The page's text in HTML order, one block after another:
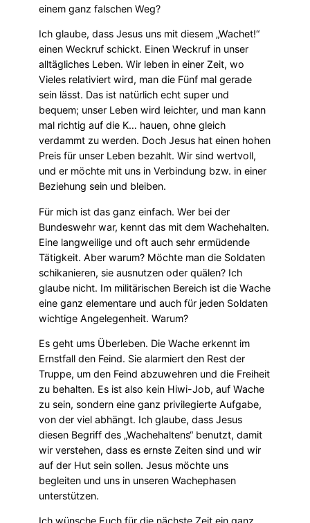
einem ganz falschen Weg?
Ich glaube, dass Jesus uns mit diesem „Wachet!“
einen Weckruf schickt. Einen Weckruf in unser
alltägliches Leben. Wir leben in einer Zeit, wo
Vieles relativiert wird, man die Fünf mal gerade
sein lässt. Das ist natürlich echt super und
bequem; unser Leben wird leichter, und man kann
mal richtig auf die K… hauen, ohne gleich
verdammt zu werden. Doch Jesus hat einen hohen
Preis für unser Leben bezahlt. Wir sind wertvoll,
und er möchte mit uns in Verbindung bzw. in einer
Beziehung sein und bleiben.
Für mich ist das ganz einfach. Wer bei der
Bundeswehr war, kennt das mit dem Wachehalten.
Eine langweilige und oft auch sehr ermüdende
Tätigkeit. Aber warum? Möchte man die Soldaten
schikanieren, sie ausnutzen oder quälen? Ich
glaube nicht. Im militärischen Bereich ist die Wache
eine ganz elementare und auch für jeden Soldaten
wichtige Angelegenheit. Warum?
Es geht ums Überleben. Die Wache erkennt im
Ernstfall den Feind. Sie alarmiert den Rest der
Truppe, um den Feind abzuwehren und die Freiheit
zu behalten. Es ist also kein Hiwi-Job, auf Wache
zu sein, sondern eine ganz privilegierte Aufgabe,
von der viel abhängt. Ich glaube, dass Jesus
diesen Begriff des „Wachehaltens“ benutzt, damit
wir verstehen, dass es ernste Zeiten sind und wir
auf der Hut sein sollen. Jesus möchte uns
begleiten und uns in unseren Wachephasen
unterstützen.